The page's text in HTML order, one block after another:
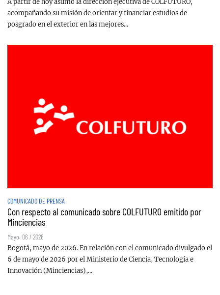
acompañando su misión de orientar y financiar estudios de
posgrado en el exterior en las mejores...
COMUNICADO DE PRENSA
Con respecto al comunicado sobre COLFUTURO emitido por
Minciencias
Mayo. 06 / 2026
Bogotá, mayo de 2026. En relación con el comunicado divulgado el
6 de mayo de 2026 por el Ministerio de Ciencia, Tecnología e
Innovación (Minciencias),...